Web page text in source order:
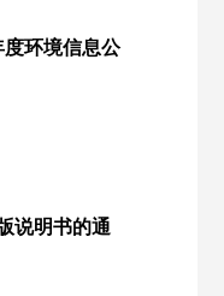
环境信息公
说明书的通